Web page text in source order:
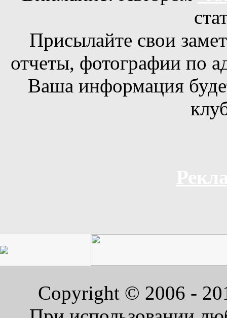
Присылайте свои
отчеты, фотографии по
Ваша информация
Copyright © 2006 -